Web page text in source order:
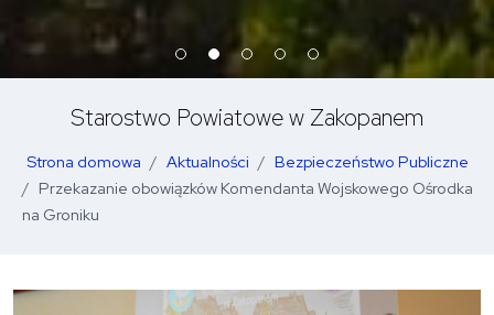
Starostwo Powiatowe w Zakopanem
Strona domowa Aktualności
Bezpieczeństwo Publiczne
Przekazanie obowiązków Komendanta Wojskowego Ośrodka
na Groniku